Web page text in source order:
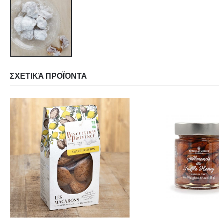
ΣΧΕΤΙΚΆ ΠΡΟΪΌΝΤΑ